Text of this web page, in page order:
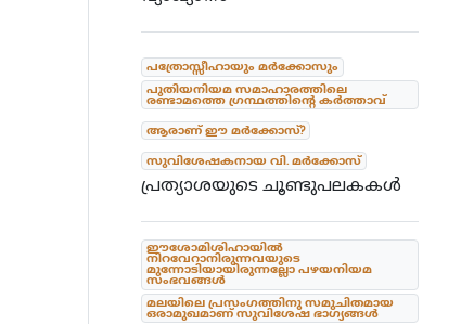
പത്രോസ്സീഹായും മർക്കോസും
പുതിയനിയമ സമാഹാരത്തിലെ
രണ്ടാമത്തെ ഗ്രന്ഥത്തിന്റെ കർത്താവ്
ആരാണ് ഈ മർക്കോസ്?
സുവിശേഷകനായ വി. മർക്കോസ്
പ്രത്യാശയുടെ ചൂണ്ടുപലകകൾ
ഈശോമിശിഹായിൽ
നിറവേറാനിരുന്നവയുടെ
മുന്നോടിയായിരുന്നല്ലോ പഴയനിയമ
സംഭവങ്ങൾ
മലയിലെ പ്രസംഗത്തിനു സമുചിതമായ
ഒരാമുഖമാണ് സുവിശേഷ ഭാഗ്യങ്ങൾ